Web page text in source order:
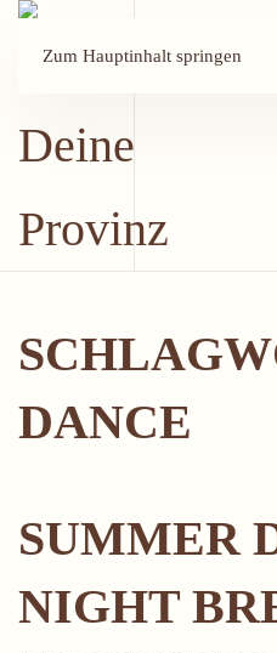
Zum Hauptinhalt springen
DANCE
SUMMER
NIGHT